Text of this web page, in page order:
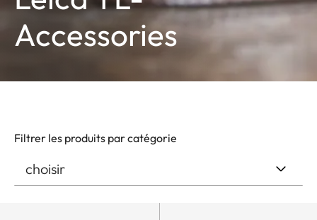
Accessories
Filtrer les produits par catégorie